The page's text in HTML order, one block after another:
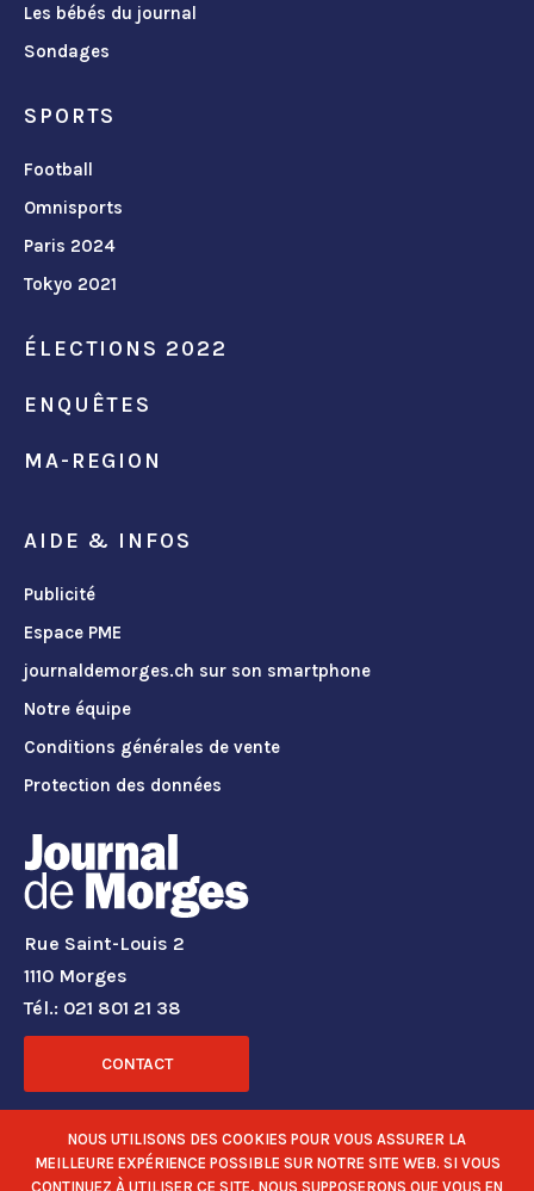
Les bébés du journal
Sondages
SPORTS
Football
Omnisports
Paris 2024
Tokyo 2021
ÉLECTIONS 2022
ENQUÊTES
MA-REGION
AIDE & INFOS
Publicité
Espace PME
journaldemorges.ch sur son smartphone
Notre équipe
Conditions générales de vente
Protection des données
Rue Saint-Louis 2
1110 Morges
Tél.: 021 801 21 38
CONTACT
RÉSEAUX SOCIAUX
NOUS UTILISONS DES COOKIES POUR VOUS ASSURER LA
MEILLEURE EXPÉRIENCE POSSIBLE SUR NOTRE SITE WEB. SI VOUS
CONTINUEZ À UTILISER CE SITE, NOUS SUPPOSERONS QUE VOUS EN